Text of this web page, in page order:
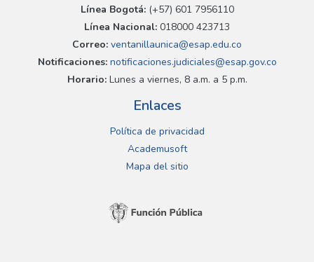
Línea Bogotá:(+57) 601 7956110
Línea Nacional: 018000 423713
Correo: ventanillaunica@esap.edu.co
Notificaciones:notificaciones.judiciales@esap.gov.co
Horario:Lunes a viernes, 8 a.m. a 5 p.m.
Enlaces
Política de privacidad
Academusoft
Mapa del sitio